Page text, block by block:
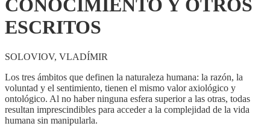
CONOCIMIENTO Y OTROS
ESCRITOS
SOLOVIOV, VLADÍMIR
Los tres ámbitos que definen la naturaleza humana: la razón, la
voluntad y el sentimiento, tienen el mismo valor axiológico y
ontológico. Al no haber ninguna esfera superior a las otras, todas
resultan imprescindibles para acceder a la complejidad de la vida
humana sin manipularla.